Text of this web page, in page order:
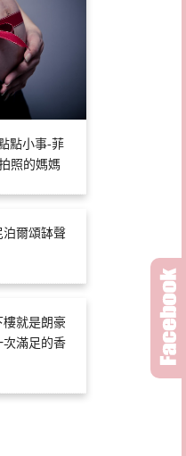
點小事-菲
照的媽媽
泊爾頌缽聲
就是朗豪
次滿足的香